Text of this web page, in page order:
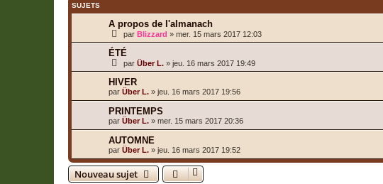
SUJETS
A propos de l'almanach
par Blizzard » mer. 15 mars 2017 12:03
ÉTÉ
par Über L. » jeu. 16 mars 2017 19:49
HIVER
par Über L. » jeu. 16 mars 2017 19:56
PRINTEMPS
par Über L. » mer. 15 mars 2017 20:36
AUTOMNE
par Über L. » jeu. 16 mars 2017 19:52
Nouveau sujet